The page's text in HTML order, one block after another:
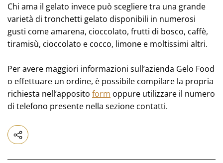
Chi ama il gelato invece può scegliere tra una grande
varietà di tronchetti gelato disponibili in numerosi
gusti come amarena, cioccolato, frutti di bosco, caffè,
tiramisù, cioccolato e cocco, limone e moltissimi altri.
Per avere maggiori informazioni sull’azienda Gelo Food
o effettuare un ordine, è possibile compilare la propria
richiesta nell’apposito form oppure utilizzare il numero
di telefono presente nella sezione contatti.